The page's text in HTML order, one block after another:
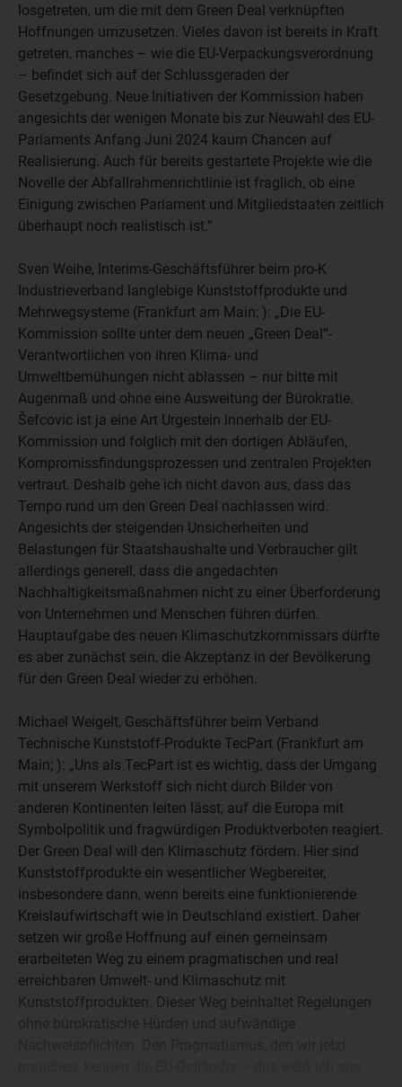
losgetreten, um die mit dem Green Deal verknüpften
Hoffnungen umzusetzen. Vieles davon ist bereits in Kraft
getreten, manches – wie die EU-Verpackungsverordnung
– befindet sich auf der Schlussgeraden der
Gesetzgebung. Neue Initiativen der Kommission haben
angesichts der wenigen Monate bis zur Neuwahl des EU-
Parlaments Anfang Juni 2024 kaum Chancen auf
Realisierung. Auch für bereits gestartete Projekte wie die
Novelle der Abfallrahmenrichtlinie ist fraglich, ob eine
Einigung zwischen Parlament und Mitgliedstaaten zeitlich
überhaupt noch realistisch ist.“
Sven Weihe, Interims-Geschäftsführer beim pro-K
Industrieverband langlebige Kunststoffprodukte und
Mehrwegsysteme (Frankfurt am Main; ): „Die EU-
Kommission sollte unter dem neuen „Green Deal“-
Verantwortlichen von ihren Klima- und
Umweltbemühungen nicht ablassen – nur bitte mit
Augenmaß und ohne eine Ausweitung der Bürokratie.
Šefcovic ist ja eine Art Urgestein innerhalb der EU-
Kommission und folglich mit den dortigen Abläufen,
Kompromissfindungsprozessen und zentralen Projekten
vertraut. Deshalb gehe ich nicht davon aus, dass das
Tempo rund um den Green Deal nachlassen wird.
Angesichts der steigenden Unsicherheiten und
Belastungen für Staatshaushalte und Verbraucher gilt
allerdings generell, dass die angedachten
Nachhaltigkeitsmaßnahmen nicht zu einer Überforderung
von Unternehmen und Menschen führen dürfen.
Hauptaufgabe des neuen Klimaschutzkommissars dürfte
es aber zunächst sein, die Akzeptanz in der Bevölkerung
für den Green Deal wieder zu erhöhen.
Michael Weigelt, Geschäftsführer beim Verband
Technische Kunststoff-Produkte TecPart (Frankfurt am
Main; ): „Uns als TecPart ist es wichtig, dass der Umgang
mit unserem Werkstoff sich nicht durch Bilder von
anderen Kontinenten leiten lässt, auf die Europa mit
Symbolpolitik und fragwürdigen Produktverboten reagiert.
Der Green Deal will den Klimaschutz fördern. Hier sind
Kunststoffprodukte ein wesentlicher Wegbereiter,
insbesondere dann, wenn bereits eine funktionierende
Kreislaufwirtschaft wie in Deutschland existiert. Daher
setzen wir große Hoffnung auf einen gemeinsam
erarbeiteten Weg zu einem pragmatischen und real
erreichbaren Umwelt- und Klimaschutz mit
Kunststoffprodukten. Dieser Weg beinhaltet Regelungen
ohne bürokratische Hürden und aufwändige